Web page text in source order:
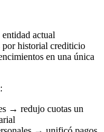
actual
por historial crediticio
en una única
→ redujo cuotas un